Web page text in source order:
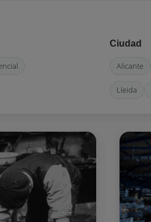
Ciudad
Alicante
Lleida